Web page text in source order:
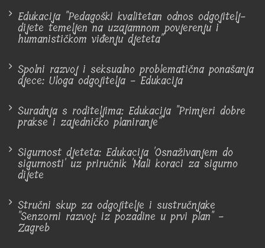
Edukacija "Pedagoški kvalitetan odnos odgojitelj-
dijete temeljen na uzajamnom povjerenju i
humanističkom viđenju djeteta"
Spolni razvoj i seksualno problematična ponašanja
djece: Uloga odgojitelja - Edukacija
Suradnja s roditeljima: Edukacija "Primjeri dobre
prakse i zajedničko planiranje"
Sigurnost djeteta: Edukacija 'Osnaživanjem do
sigurnosti' uz priručnik 'Mali koraci za sigurno
dijete
Stručni skup za odgojitelje i sustručnjake
"Senzorni razvoj: iz pozadine u prvi plan" -
Zagreb